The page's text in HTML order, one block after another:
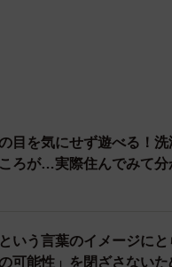
の目を気にせず遊べる！
ろが…実際住んでみて分
という言葉のイメージに
可能性」を閉ざさないた